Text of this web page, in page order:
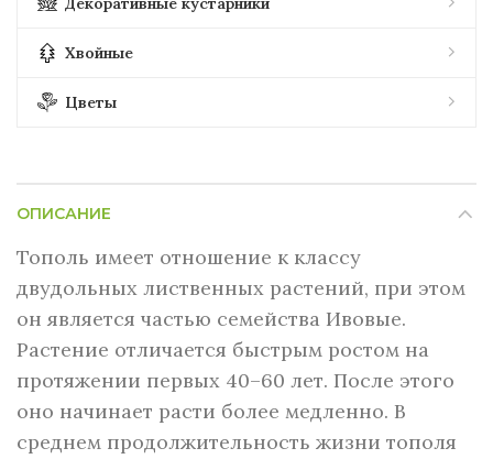
Хвойные
Цветы
ОПИСАНИЕ
Тополь имеет отношение к классу
двудольных лиственных растений, при этом
он является частью семейства Ивовые.
Растение отличается быстрым ростом на
протяжении первых 40–60 лет. После этого
оно начинает расти более медленно. В
среднем продолжительность жизни тополя